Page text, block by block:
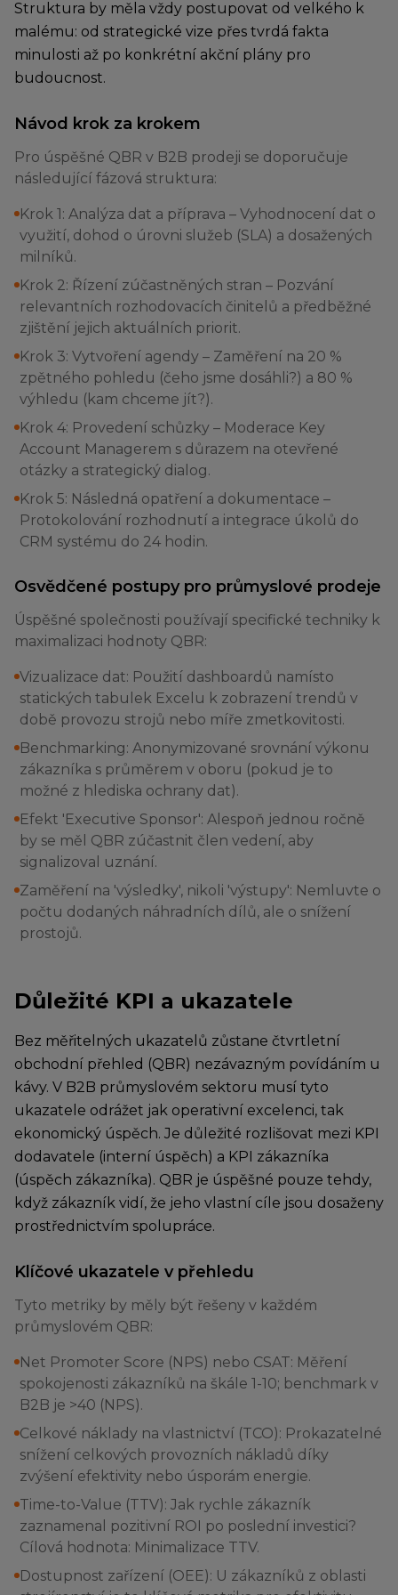
Struktura by měla vždy postupovat od velkého k
malému: od strategické vize přes tvrdá fakta
minulosti až po konkrétní akční plány pro
budoucnost.
Návod krok za krokem
Pro úspěšné QBR v B2B prodeji se doporučuje
následující fázová struktura:
Krok 1: Analýza dat a příprava – Vyhodnocení dat o
využití, dohod o úrovni služeb (SLA) a dosažených
milníků.
Krok 2: Řízení zúčastněných stran – Pozvání
relevantních rozhodovacích činitelů a předběžné
zjištění jejich aktuálních priorit.
Krok 3: Vytvoření agendy – Zaměření na 20 %
zpětného pohledu (čeho jsme dosáhli?) a 80 %
výhledu (kam chceme jít?).
Krok 4: Provedení schůzky – Moderace Key
Account Managerem s důrazem na otevřené
otázky a strategický dialog.
Krok 5: Následná opatření a dokumentace –
Protokolování rozhodnutí a integrace úkolů do
CRM systému do 24 hodin.
Osvědčené postupy pro průmyslové prodeje
Úspěšné společnosti používají specifické techniky k
maximalizaci hodnoty QBR:
Vizualizace dat: Použití dashboardů namísto
statických tabulek Excelu k zobrazení trendů v
době provozu strojů nebo míře zmetkovitosti.
Benchmarking: Anonymizované srovnání výkonu
zákazníka s průměrem v oboru (pokud je to
možné z hlediska ochrany dat).
Efekt 'Executive Sponsor': Alespoň jednou ročně
by se měl QBR zúčastnit člen vedení, aby
signalizoval uznání.
Zaměření na 'výsledky', nikoli 'výstupy': Nemluvte o
počtu dodaných náhradních dílů, ale o snížení
prostojů.
Důležité KPI a ukazatele
Bez měřitelných ukazatelů zůstane čtvrtletní
obchodní přehled (QBR) nezávazným povídáním u
kávy. V B2B průmyslovém sektoru musí tyto
ukazatele odrážet jak operativní excelenci, tak
ekonomický úspěch. Je důležité rozlišovat mezi KPI
dodavatele (interní úspěch) a KPI zákazníka
(úspěch zákazníka). QBR je úspěšné pouze tehdy,
když zákazník vidí, že jeho vlastní cíle jsou dosaženy
prostřednictvím spolupráce.
Klíčové ukazatele v přehledu
Tyto metriky by měly být řešeny v každém
průmyslovém QBR:
Net Promoter Score (NPS) nebo CSAT: Měření
spokojenosti zákazníků na škále 1-10; benchmark v
B2B je >40 (NPS).
Celkové náklady na vlastnictví (TCO): Prokazatelné
snížení celkových provozních nákladů díky
zvýšení efektivity nebo úsporám energie.
Time-to-Value (TTV): Jak rychle zákazník
zaznamenal pozitivní ROI po poslední investici?
Cílová hodnota: Minimalizace TTV.
Dostupnost zařízení (OEE): U zákazníků z oblasti